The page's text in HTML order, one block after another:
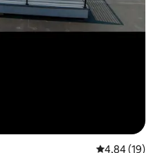
4,84 de uma
4,84 (19)